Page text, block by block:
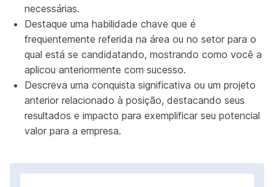
necessárias.
Destaque uma habilidade chave que é
frequentemente referida na área ou no setor para o
qual está se candidatando, mostrando como você a
aplicou anteriormente com sucesso.
Descreva uma conquista significativa ou um projeto
anterior relacionado à posição, destacando seus
resultados e impacto para exemplificar seu potencial
valor para a empresa.